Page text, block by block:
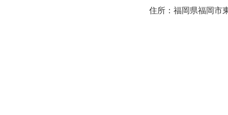
住所：福岡県福岡市